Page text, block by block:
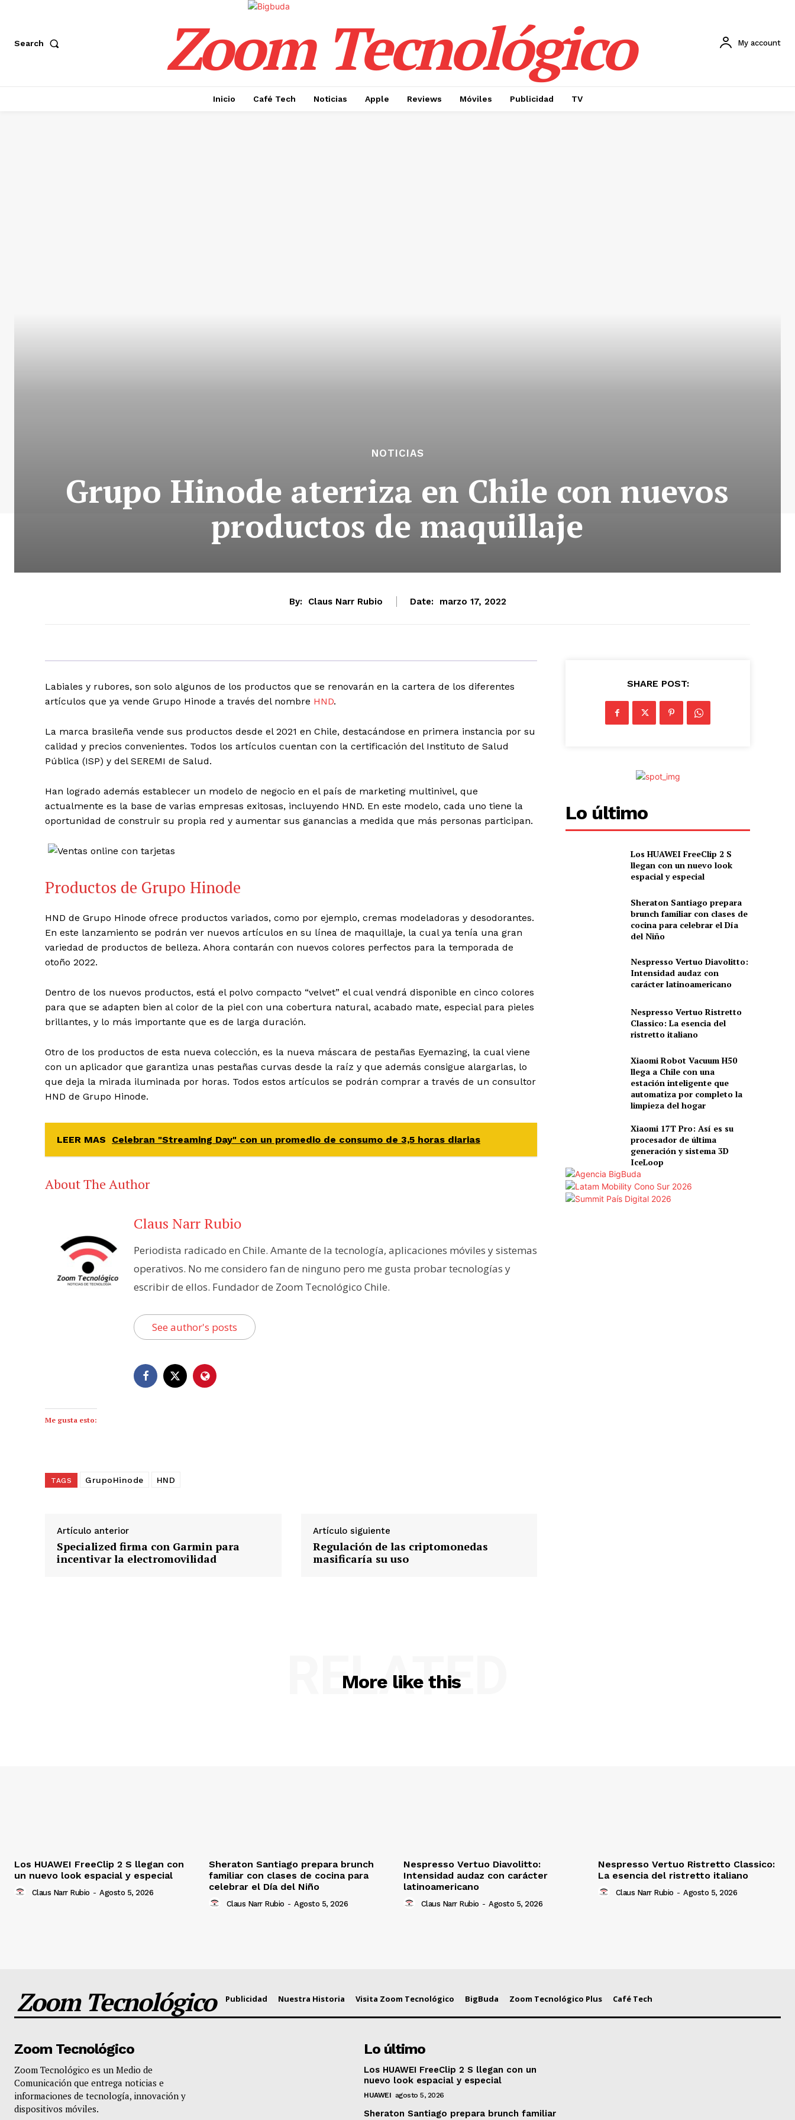
Search Zoom Tecnológico My account
Inicio Café Tech Noticias Apple Reviews Móviles Publicidad TV
NOTICIAS
Grupo Hinode aterriza en Chile con nuevos
productos de maquillaje
By: Claus Narr Rubio Date: marzo 17, 2022
Labiales y rubores, son solo algunos de los productos que se renovarán en la cartera de los diferentes
artículos que ya vende Grupo Hinode a través del nombre HND.
La marca brasileña vende sus productos desde el 2021 en Chile, destacándose en primera instancia por su
calidad y precios convenientes. Todos los artículos cuentan con la certificación del Instituto de Salud
Pública (ISP) y del SEREMI de Salud.
Han logrado además establecer un modelo de negocio en el país de marketing multinivel, que
actualmente es la base de varias empresas exitosas, incluyendo HND. En este modelo, cada uno tiene la
oportunidad de construir su propia red y aumentar sus ganancias a medida que más personas participan.
Productos de Grupo Hinode
HND de Grupo Hinode ofrece productos variados, como por ejemplo, cremas modeladoras y desodorantes.
En este lanzamiento se podrán ver nuevos artículos en su línea de maquillaje, la cual ya tenía una gran
variedad de productos de belleza. Ahora contarán con nuevos colores perfectos para la temporada de
otoño 2022.
Dentro de los nuevos productos, está el polvo compacto “velvet” el cual vendrá disponible en cinco colores
para que se adapten bien al color de la piel con una cobertura natural, acabado mate, especial para pieles
brillantes, y lo más importante que es de larga duración.
Otro de los productos de esta nueva colección, es la nueva máscara de pestañas Eyemazing, la cual viene
con un aplicador que garantiza unas pestañas curvas desde la raíz y que además consigue alargarlas, lo
que deja la mirada iluminada por horas. Todos estos artículos se podrán comprar a través de un consultor
HND de Grupo Hinode.
LEER MAS Celebran "Streaming Day" con un promedio de consumo de 3,5 horas diarias
About The Author
Claus Narr Rubio
Periodista radicado en Chile. Amante de la tecnología, aplicaciones móviles y sistemas
operativos. No me considero fan de ninguno pero me gusta probar tecnologías y
escribir de ellos. Fundador de Zoom Tecnológico Chile.
See author's posts
Me gusta esto:
TAGS GrupoHinode HND
Artículo anterior
Specialized firma con Garmin para
incentivar la electromovilidad
Artículo siguiente
Regulación de las criptomonedas
masificaría su uso
SHARE POST:
Lo último
Los HUAWEI FreeClip 2 S
llegan con un nuevo look
espacial y especial
Sheraton Santiago prepara
brunch familiar con clases de
cocina para celebrar el Día
del Niño
Nespresso Vertuo Diavolitto:
Intensidad audaz con
carácter latinoamericano
Nespresso Vertuo Ristretto
Classico: La esencia del
ristretto italiano
Xiaomi Robot Vacuum H50
llega a Chile con una
estación inteligente que
automatiza por completo la
limpieza del hogar
Xiaomi 17T Pro: Así es su
procesador de última
generación y sistema 3D
IceLoop
More like this
RELATED
Los HUAWEI FreeClip 2 S llegan con
un nuevo look espacial y especial
Claus Narr Rubio - Agosto 5, 2026
Sheraton Santiago prepara brunch
familiar con clases de cocina para
celebrar el Día del Niño
Claus Narr Rubio - Agosto 5, 2026
Nespresso Vertuo Diavolitto:
Intensidad audaz con carácter
latinoamericano
Claus Narr Rubio - Agosto 5, 2026
Nespresso Vertuo Ristretto Classico:
La esencia del ristretto italiano
Claus Narr Rubio - Agosto 5, 2026
Zoom Tecnológico Publicidad Nuestra Historia Visita Zoom Tecnológico BigBuda Zoom Tecnológico Plus Café Tech
Zoom Tecnológico
Zoom Tecnológico es un Medio de
Comunicación que entrega noticias e
informaciones de tecnología, innovación y
dispositivos móviles.
Lo último
Los HUAWEI FreeClip 2 S llegan con un
nuevo look espacial y especial
HUAWEI agosto 5, 2026
Sheraton Santiago prepara brunch familiar